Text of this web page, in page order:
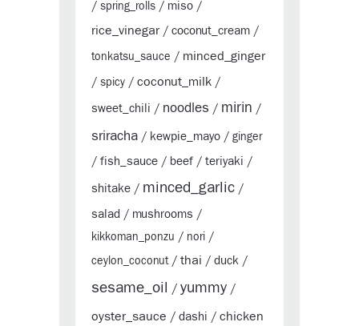
/ spring_rolls / miso /
rice_vinegar/ coconut_cream /
tonkatsu_sauce / minced_ginger
/ spicy / coconut_milk /
sweet_chili / noodles / mirin /
sriracha / kewpie_mayo / ginger
/ fish_sauce / beef / teriyaki /
shitake / minced_garlic /
salad / mushrooms /
kikkoman_ponzu / nori /
ceylon_coconut/ thai / duck /
sesame_oil / yummy /
oyster_sauce / dashi / chicken